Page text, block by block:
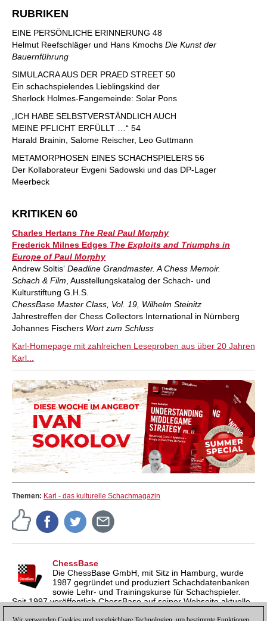
RUBRIKEN
EINE PERSÖNLICHE ERINNERUNG 48
Helmut Reefschläger und Hans Kmochs Die Kunst der
Bauernführung
SIMULACRA AUS DER PRAED STREET 50
Ein schachspielendes Lieblingskind der
Sherlock Holmes-Fangemeinde: Solar Pons
„ICH HABE SELBSTVERSTÄNDLICH AUCH
MEINE PFLICHT ERFÜLLT …“ 54
Harald Brainin, Salome Reischer, Leo Guttmann
METAMORPHOSEN EINES SCHACHSPIELERS 56
Der Kollaborateur Evgeni Sadowski und das DP-Lager
Meerbeck
KRITIKEN 60
Charles Hertans The Real Paul Morphy
Frederick Milnes Edges The Exploits and Triumphs in
Europe of Paul Morphy
Andrew Soltis‘ Deadline Grandmaster. A Chess Memoir.
Schach & Film, Ausstellungskatalog der Schach- und
Kulturstiftung G.H.S.
ChessBase Master Class, Vol. 19, Wilhelm Steinitz
Jahrestreffen der Chess Collectors International in Nürnberg
Johannes Fischers Wort zum Schluss
Karl-Homepage mit zahlreichen Leseproben aus über 20 Jahren
Karl...
Themen: Karl - das kulturelle Schachmagazin
ChessBase
Die ChessBase GmbH, mit Sitz in Hamburg, wurde
1987 gegründet und produziert Schachdatenbanken
sowie Lehr- und Trainingskurse für Schachspieler.
Seit 1997 veröffentlich ChessBase auf seiner Webseite aktuelle